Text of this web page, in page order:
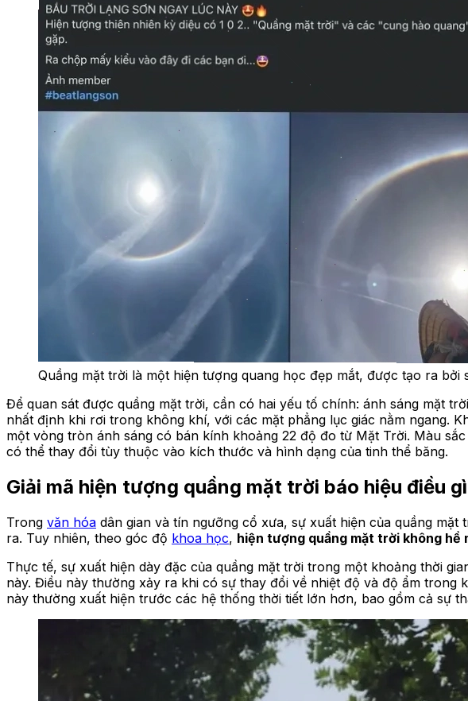
Quầng mặt trời là một hiện tượng quang học đẹp mắt, được tạo ra
Để quan sát được quầng mặt trời, cần có hai yếu tố chính: ánh sáng mặt
nhất định khi rơi trong không khí, với các mặt phẳng lục giác nằm ngang.
một vòng tròn ánh sáng có bán kính khoảng 22 độ đo từ Mặt Trời. Màu
có thể thay đổi tùy thuộc vào kích thước và hình dạng của tinh thể băng.
Giải mã hiện tượng quầng mặt trời báo hiệu điều gì
Trong văn hóa dân gian và tín ngưỡng cổ xưa, sự xuất hiện của quầng
ra. Tuy nhiên, theo góc độ khoa học, hiện tượng quầng mặt trời không hề
Thực tế, sự xuất hiện dày đặc của quầng mặt trời trong một khoảng thời
này. Điều này thường xảy ra khi có sự thay đổi về nhiệt độ và độ ẩm
này thường xuất hiện trước các hệ thống thời tiết lớn hơn, bao gồm cả sự